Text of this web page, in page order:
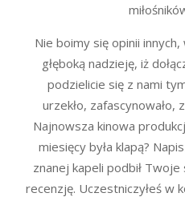
Nie boimy się opinii
głęboką nadzieję, iż
podzielicie się z nami
urzekło, zafascynowało,
Najnowsza kinowa
miesięcy była klapą?
znanej kapeli podbił
recenzję. Uczestniczyłeś w